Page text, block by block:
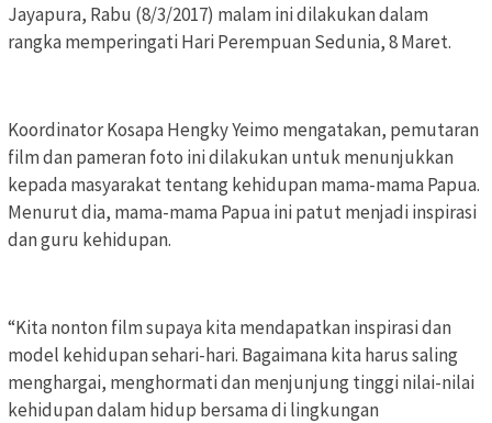
Jayapura, Rabu (8/3/2017) malam ini dilakukan dalam
rangka memperingati Hari Perempuan Sedunia, 8 Maret.
Koordinator Kosapa Hengky Yeimo mengatakan, pemutaran
film dan pameran foto ini dilakukan untuk menunjukkan
kepada masyarakat tentang kehidupan mama-mama Papua.
Menurut dia, mama-mama Papua ini patut menjadi inspirasi
dan guru kehidupan.
“Kita nonton film supaya kita mendapatkan inspirasi dan
model kehidupan sehari-hari. Bagaimana kita harus saling
menghargai, menghormati dan menjunjung tinggi nilai-nilai
kehidupan dalam hidup bersama di lingkungan